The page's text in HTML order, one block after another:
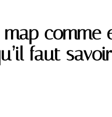
comme
faut savoir